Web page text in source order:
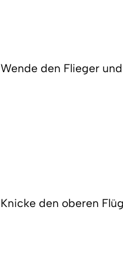
Wende den Flieger
Knicke den oberen